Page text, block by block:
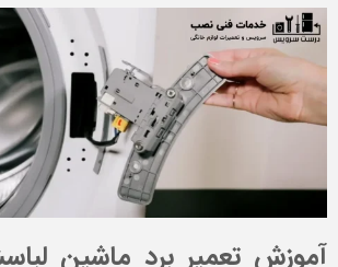
آموزش تعمیر برد ماشین